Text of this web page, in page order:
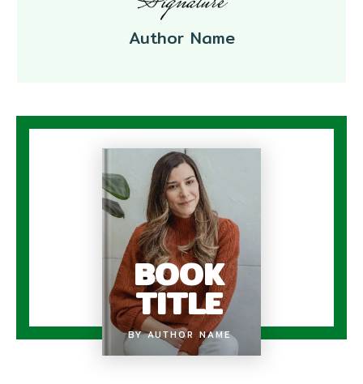
Author Name
BOOK
TITLE
BY AUTHOR NAME